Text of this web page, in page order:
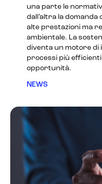
una parte le
dall’altra la
alte prestazioni ma
ambientale. La
diventa un motore di
processi più
opportunità.
NEWS